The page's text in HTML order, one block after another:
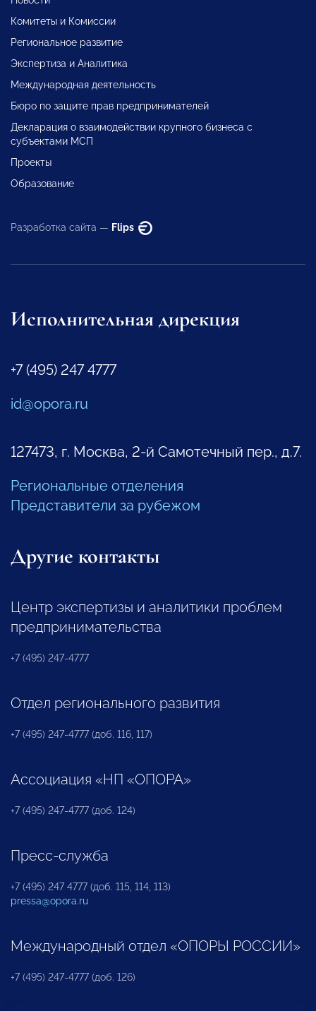
Комитеты и Комиссии
Региональное развитие
Экспертиза и Аналитика
Международная деятельность
Бюро по защите прав предпринимателей
Декларация о взаимодействии крупного бизнеса с
субъектами МСП
Проекты
Образование
Разработка сайта — Flips
Исполнительная дирекция
+7 (495) 247 4777
id@opora.ru
127473, г. Москва, 2-й Самотечный пер., д.7.
Региональные отделения
Представители за рубежом
Другие контакты
Центр экспертизы и аналитики проблем
предпринимательства
+7 (495) 247-4777
Отдел регионального развития
+7 (495) 247-4777 (доб. 116, 117)
Ассоциация «НП «ОПОРА»
+7 (495) 247-4777 (доб. 124)
Пресс-служба
+7 (495) 247 4777 (доб. 115, 114, 113)
pressa@opora.ru
Международный отдел «ОПОРЫ РОССИИ»
+7 (495) 247-4777 (доб. 126)